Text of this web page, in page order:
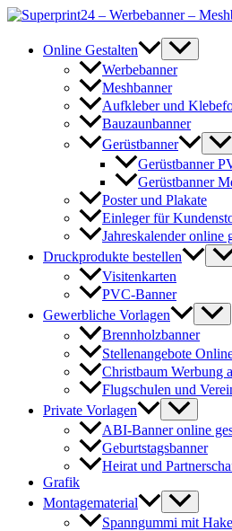
Zum
springenOnline Gestalten
Werbebanner
Meshbanner
Aufkleber und
Bauzaunbanner
Gerüstbanner
Gerüstbanner
Gerüstbanner
Poster und Plakate
Einleger für
Jahreskalender online
Druckprodukte bestellen
Visitenkarten
PVC-Banner
Gewerbliche Vorlagen
Brennholzbanner
Stellenangebote
Christbaum Werbung
Flugschulen und
Private Vorlagen
ABI-Banner online
Geburtstagsbanner
Heirat und
Grafik
Montagematerial
Spanngummi mit